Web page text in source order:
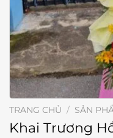
TRANG CHỦ / SẢN
Khai Trương